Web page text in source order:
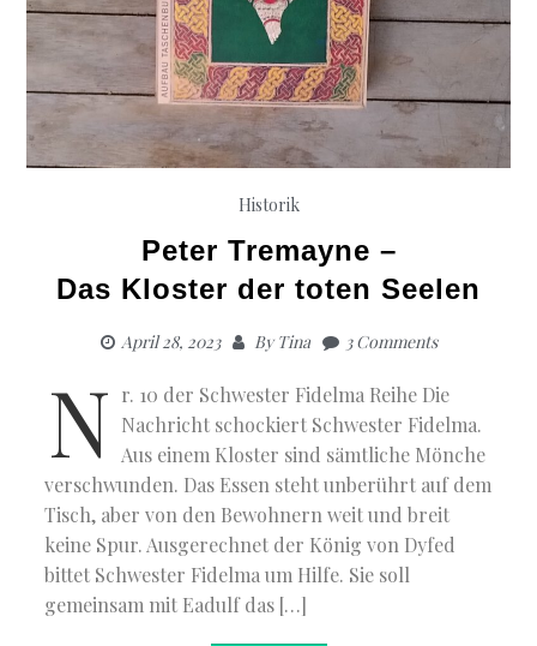
Historik
Peter Tremayne –
Das Kloster der toten Seelen
April 28, 2023 ByTina 3 Comments
N r. 10 der Schwester Fidelma Reihe Die
Nachricht schockiert Schwester Fidelma.
Aus einem Kloster sind sämtliche Mönche
verschwunden. Das Essen steht unberührt auf dem
Tisch, aber von den Bewohnern weit und breit
keine Spur. Ausgerechnet der König von Dyfed
bittet Schwester Fidelma um Hilfe. Sie soll
gemeinsam mit Eadulf das […]